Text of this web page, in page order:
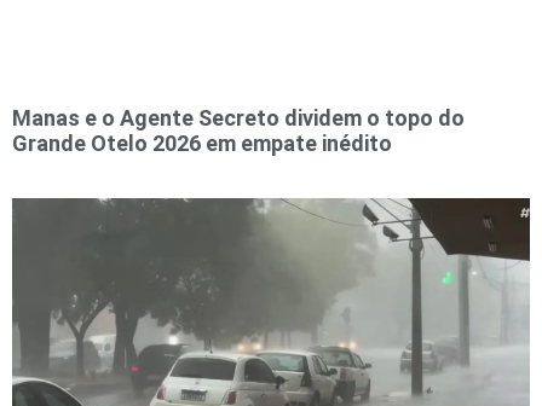
Manas e o Agente Secreto dividem o topo do
Grande Otelo 2026 em empate inédito